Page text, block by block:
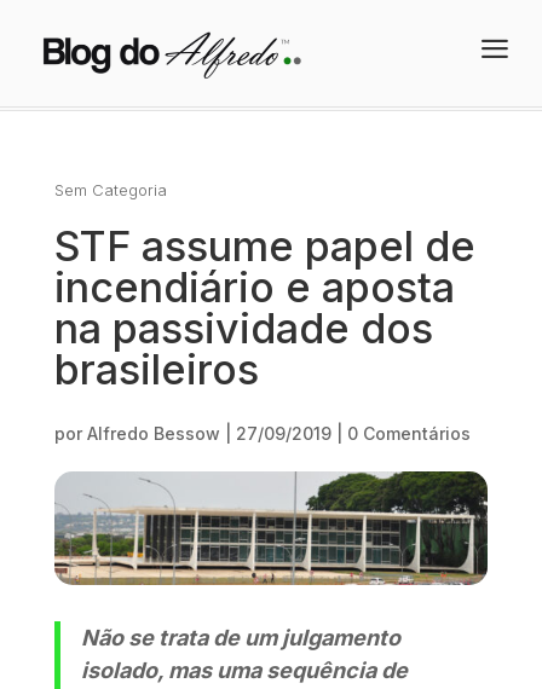
a
Sem Categoria
STF assume papel de
incendiário e aposta
na passividade dos
brasileiros
por Alfredo Bessow 27/09/2019| 0 Comentários
Não se trata de um julgamento
isolado, mas uma sequência de